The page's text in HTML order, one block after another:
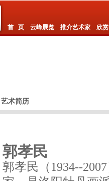
首 页 云峰展览 推介艺术家 欣
艺术简历
郭孝民
郭孝民 （1934--